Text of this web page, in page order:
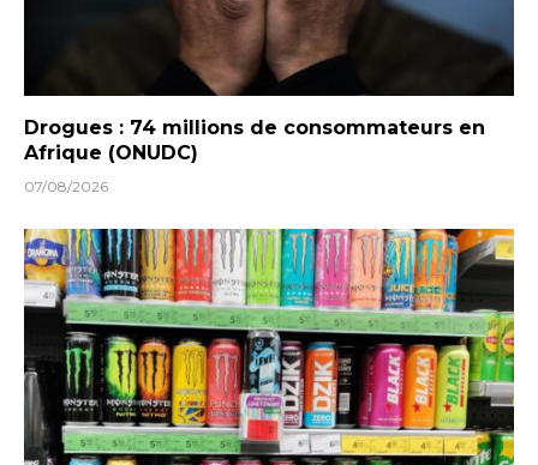
Drogues : 74 millions de consommateurs en
Afrique (ONUDC)
07/08/2026